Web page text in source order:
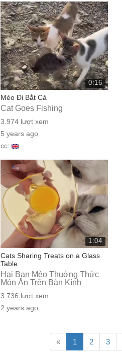
0:16
Mèo Đi Bắt Cá
Cat Goes Fishing
3.974 lượt xem
5 years ago
cc:
1:04
Cats Sharing Treats on a Glass
Table
Hai Bạn Mèo Thuởng Thức
Món Ăn Trên Bàn Kính
3.736 lượt xem
2 years ago
« 1 2 3